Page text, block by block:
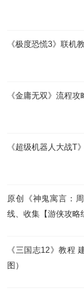
《极度恐慌3》联机
《金庸无双》流程攻
《超级机器人大战T
原创《神鬼寓言：
线、收集【游侠攻略
《三国志12》教程
图）